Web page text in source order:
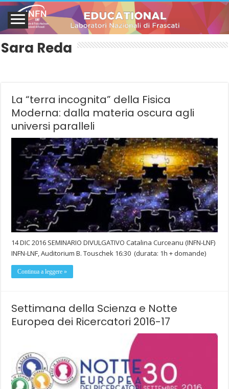
Sara Reda
La “terra incognita” della Fisica
Moderna: dalla materia oscura agli
universi paralleli
14 DIC 2016 SEMINARIO DIVULGATIVO Catalina Curceanu (INFN-LNF)
INFN-LNF, Auditorium B. Touschek 16:30 (durata: 1h + domande)
Continua a leggere »
Settimana della Scienza e Notte
Europea dei Ricercatori 2016-17